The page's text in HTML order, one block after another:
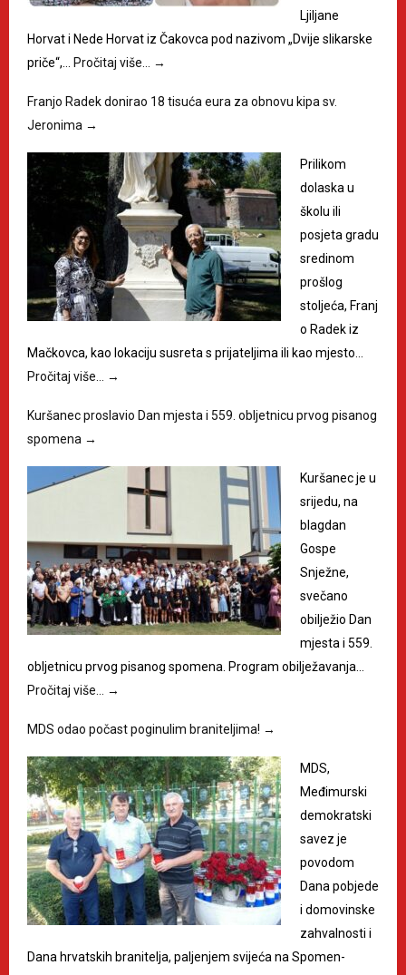
Ljiljane
Horvat i Nede Horvat iz Čakovca pod nazivom „Dvije slikarske
priče“,…
Pročitaj više… →
Franjo Radek donirao 18 tisuća eura za obnovu kipa sv.
Jeronima →
Prilikom
dolaska u
školu ili
posjeta gradu
sredinom
prošlog
stoljeća, Franj
o Radek iz
Mačkovca, kao lokaciju susreta s prijateljima ili kao mjesto…
Pročitaj više…
→
Kuršanec proslavio Dan mjesta i 559. obljetnicu prvog pisanog
spomena →
Kuršanec je u
srijedu, na
blagdan
Gospe
Snježne,
svečano
obilježio Dan
mjesta i 559.
obljetnicu prvog pisanog spomena. Program obilježavanja…
Pročitaj više…
→
MDS odao počast poginulim braniteljima! →
MDS,
Međimurski
demokratski
savez je
povodom
Dana pobjede
i domovinske
zahvalnosti i
Dana hrvatskih branitelja, paljenjem svijeća na Spomen-